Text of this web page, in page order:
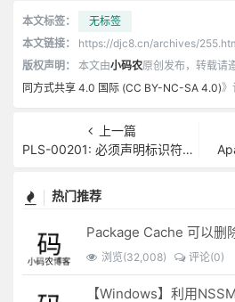
本文标签：
无标签
本文链接：
https://djc8.cn/archives/
版权声明：
本文由小码农原创发布，转载请
同方式共享 4.0 国际 (CC BY-NC-SA 4.0)
上一篇
PLS-00201: 必须声明标识符UTL_FILE
热门推荐
Package Cache 可以删
浏览(32,008) 评论(0)